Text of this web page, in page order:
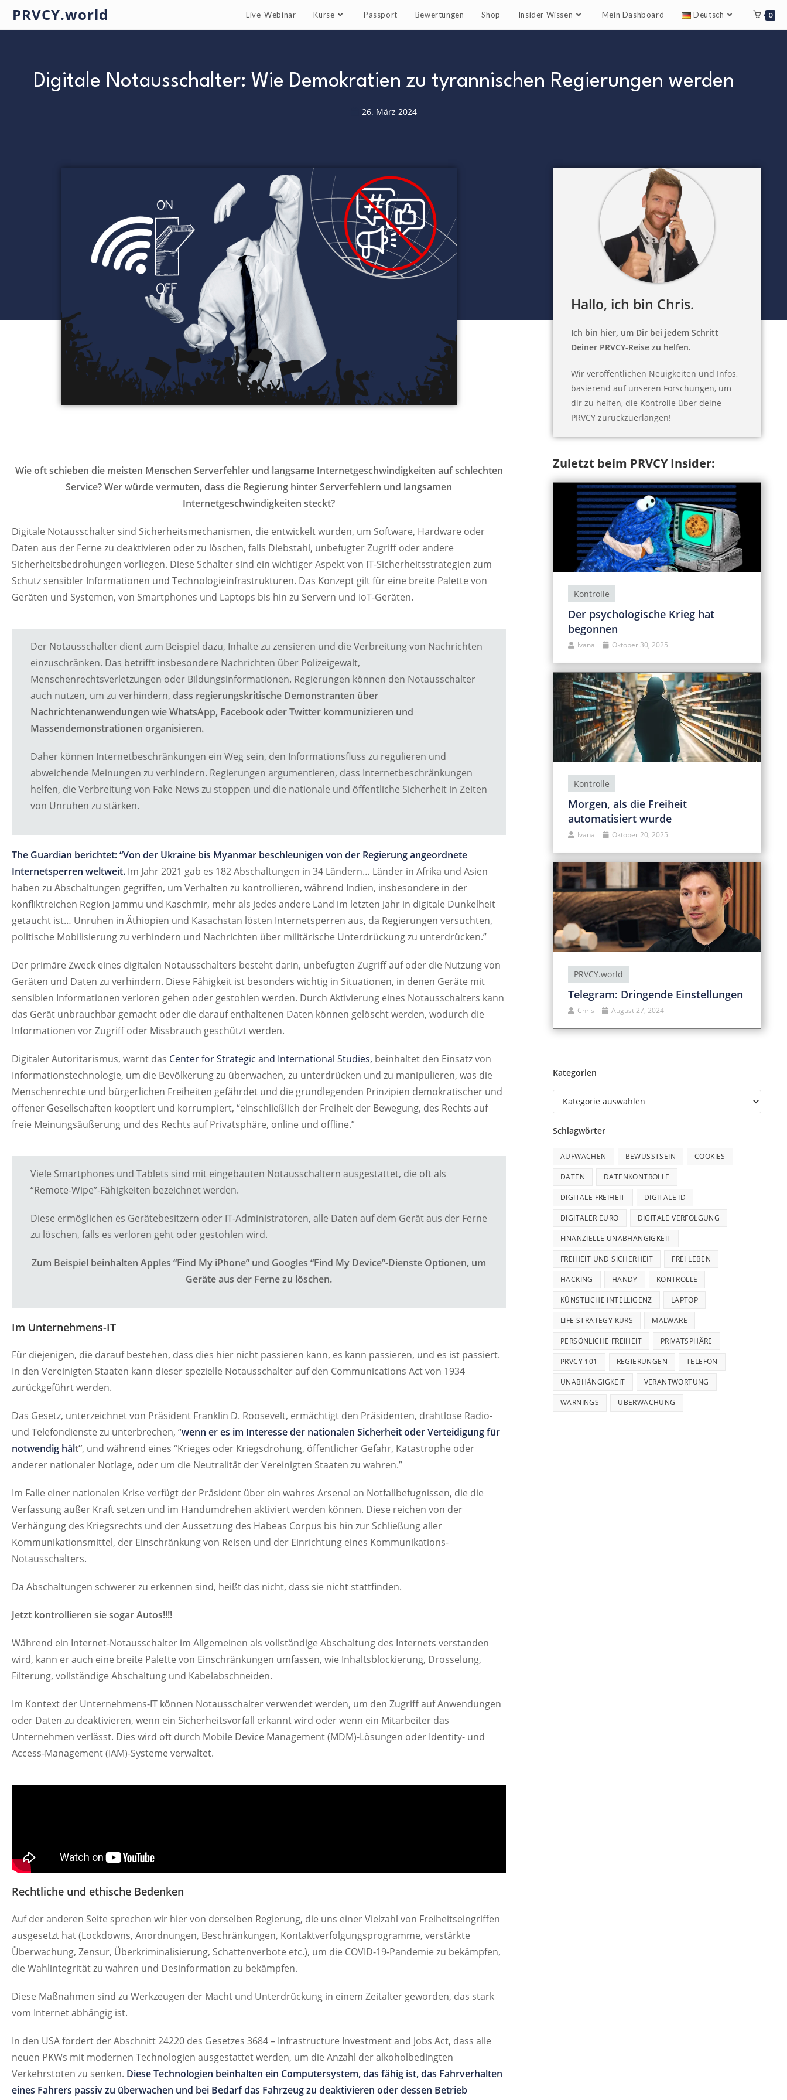
PRVCY.world Live-Webinar Kurse Passport Bewertungen Shop Insider Wissen Mein Dashboard Deutsch 0
Digitale Notausschalter: Wie Demokratien zu tyrannischen Regierungen werden
26. März 2024
Hallo, ich bin Chris.
Ich bin hier, um Dir bei jedem Schritt
Deiner PRVCY-Reise zu helfen.
Wir veröffentlichen Neuigkeiten und Infos,
basierend auf unseren Forschungen, um
dir zu helfen, die Kontrolle über deine
PRVCY zurückzuerlangen!
Wie oft schieben die meisten Menschen Serverfehler und langsame Internetgeschwindigkeiten auf schlechten
Service? Wer würde vermuten, dass die Regierung hinter Serverfehlern und langsamen
Internetgeschwindigkeiten steckt?
Digitale Notausschalter sind Sicherheitsmechanismen, die entwickelt wurden, um Software, Hardware oder
Daten aus der Ferne zu deaktivieren oder zu löschen, falls Diebstahl, unbefugter Zugriff oder andere
Sicherheitsbedrohungen vorliegen. Diese Schalter sind ein wichtiger Aspekt von IT-Sicherheitsstrategien zum
Schutz sensibler Informationen und Technologieinfrastrukturen. Das Konzept gilt für eine breite Palette von
Geräten und Systemen, von Smartphones und Laptops bis hin zu Servern und IoT-Geräten.
Der Notausschalter dient zum Beispiel dazu, Inhalte zu zensieren und die Verbreitung von Nachrichten
einzuschränken. Das betrifft insbesondere Nachrichten über Polizeigewalt,
Menschenrechtsverletzungen oder Bildungsinformationen. Regierungen können den Notausschalter
auch nutzen, um zu verhindern, dass regierungskritische Demonstranten über
Nachrichtenanwendungen wie WhatsApp, Facebook oder Twitter kommunizieren und
Massendemonstrationen organisieren.
Daher können Internetbeschränkungen ein Weg sein, den Informationsfluss zu regulieren und
abweichende Meinungen zu verhindern. Regierungen argumentieren, dass Internetbeschränkungen
helfen, die Verbreitung von Fake News zu stoppen und die nationale und öffentliche Sicherheit in Zeiten
von Unruhen zu stärken.
The Guardian berichtet: “Von der Ukraine bis Myanmar beschleunigen von der Regierung angeordnete
Internetsperren weltweit. Im Jahr 2021 gab es 182 Abschaltungen in 34 Ländern… Länder in Afrika und Asien
haben zu Abschaltungen gegriffen, um Verhalten zu kontrollieren, während Indien, insbesondere in der
konfliktreichen Region Jammu und Kaschmir, mehr als jedes andere Land im letzten Jahr in digitale Dunkelheit
getaucht ist… Unruhen in Äthiopien und Kasachstan lösten Internetsperren aus, da Regierungen versuchten,
politische Mobilisierung zu verhindern und Nachrichten über militärische Unterdrückung zu unterdrücken.”
Der primäre Zweck eines digitalen Notausschalters besteht darin, unbefugten Zugriff auf oder die Nutzung von
Geräten und Daten zu verhindern. Diese Fähigkeit ist besonders wichtig in Situationen, in denen Geräte mit
sensiblen Informationen verloren gehen oder gestohlen werden. Durch Aktivierung eines Notausschalters kann
das Gerät unbrauchbar gemacht oder die darauf enthaltenen Daten können gelöscht werden, wodurch die
Informationen vor Zugriff oder Missbrauch geschützt werden.
Digitaler Autoritarismus, warnt das Center for Strategic and International Studies, beinhaltet den Einsatz von
Informationstechnologie, um die Bevölkerung zu überwachen, zu unterdrücken und zu manipulieren, was die
Menschenrechte und bürgerlichen Freiheiten gefährdet und die grundlegenden Prinzipien demokratischer und
offener Gesellschaften kooptiert und korrumpiert, “einschließlich der Freiheit der Bewegung, des Rechts auf
freie Meinungsäußerung und des Rechts auf Privatsphäre, online und offline.”
Viele Smartphones und Tablets sind mit eingebauten Notausschaltern ausgestattet, die oft als
“Remote-Wipe”-Fähigkeiten bezeichnet werden.
Diese ermöglichen es Gerätebesitzern oder IT-Administratoren, alle Daten auf dem Gerät aus der Ferne
zu löschen, falls es verloren geht oder gestohlen wird.
Zum Beispiel beinhalten Apples “Find My iPhone” und Googles “Find My Device”-Dienste Optionen, um
Geräte aus der Ferne zu löschen.
Im Unternehmens-IT
Für diejenigen, die darauf bestehen, dass dies hier nicht passieren kann, es kann passieren, und es ist passiert.
In den Vereinigten Staaten kann dieser spezielle Notausschalter auf den Communications Act von 1934
zurückgeführt werden.
Das Gesetz, unterzeichnet von Präsident Franklin D. Roosevelt, ermächtigt den Präsidenten, drahtlose Radio-
und Telefondienste zu unterbrechen, “wenn er es im Interesse der nationalen Sicherheit oder Verteidigung für
notwendig hält”, und während eines “Krieges oder Kriegsdrohung, öffentlicher Gefahr, Katastrophe oder
anderer nationaler Notlage, oder um die Neutralität der Vereinigten Staaten zu wahren.”
Im Falle einer nationalen Krise verfügt der Präsident über ein wahres Arsenal an Notfallbefugnissen, die die
Verfassung außer Kraft setzen und im Handumdrehen aktiviert werden können. Diese reichen von der
Verhängung des Kriegsrechts und der Aussetzung des Habeas Corpus bis hin zur Schließung aller
Kommunikationsmittel, der Einschränkung von Reisen und der Einrichtung eines Kommunikations-
Notausschalters.
Da Abschaltungen schwerer zu erkennen sind, heißt das nicht, dass sie nicht stattfinden.
Jetzt kontrollieren sie sogar Autos!!!!
Während ein Internet-Notausschalter im Allgemeinen als vollständige Abschaltung des Internets verstanden
wird, kann er auch eine breite Palette von Einschränkungen umfassen, wie Inhaltsblockierung, Drosselung,
Filterung, vollständige Abschaltung und Kabelabschneiden.
Im Kontext der Unternehmens-IT können Notausschalter verwendet werden, um den Zugriff auf Anwendungen
oder Daten zu deaktivieren, wenn ein Sicherheitsvorfall erkannt wird oder wenn ein Mitarbeiter das
Unternehmen verlässt. Dies wird oft durch Mobile Device Management (MDM)-Lösungen oder Identity- und
Access-Management (IAM)-Systeme verwaltet.
Rechtliche und ethische Bedenken
Auf der anderen Seite sprechen wir hier von derselben Regierung, die uns einer Vielzahl von Freiheitseingriffen
ausgesetzt hat (Lockdowns, Anordnungen, Beschränkungen, Kontaktverfolgungsprogramme, verstärkte
Überwachung, Zensur, Überkriminalisierung, Schattenverbote etc.), um die COVID-19-Pandemie zu bekämpfen,
die Wahlintegrität zu wahren und Desinformation zu bekämpfen.
Diese Maßnahmen sind zu Werkzeugen der Macht und Unterdrückung in einem Zeitalter geworden, das stark
vom Internet abhängig ist.
In den USA fordert der Abschnitt 24220 des Gesetzes 3684 – Infrastructure Investment and Jobs Act, dass alle
neuen PKWs mit modernen Technologien ausgestattet werden, um die Anzahl der alkoholbedingten
Verkehrstoten zu senken. Diese Technologien beinhalten ein Computersystem, das fähig ist, das Fahrverhalten
eines Fahrers passiv zu überwachen und bei Bedarf das Fahrzeug zu deaktivieren oder dessen Betrieb
Zuletzt beim PRVCY Insider:
Kontrolle
Der psychologische Krieg hat
begonnen
Ivana Oktober 30, 2025
Kontrolle
Morgen, als die Freiheit
automatisiert wurde
Ivana Oktober 20, 2025
PRVCY.world
Telegram: Dringende Einstellungen
Chris August 27, 2024
Kategorien
Schlagwörter
AUFWACHEN BEWUSSTSEIN COOKIES
DATEN DATENKONTROLLE
DIGITALE FREIHEIT DIGITALE ID
DIGITALER EURO DIGITALE VERFOLGUNG
FINANZIELLE UNABHÄNGIGKEIT
FREIHEIT UND SICHERHEIT FREI LEBEN
HACKING HANDY KONTROLLE
KÜNSTLICHE INTELLIGENZ LAPTOP
LIFE STRATEGY KURS MALWARE
PERSÖNLICHE FREIHEIT PRIVATSPHÄRE
PRVCY 101 REGIERUNGEN TELEFON
UNABHÄNGIGKEIT VERANTWORTUNG
WARNINGS ÜBERWACHUNG